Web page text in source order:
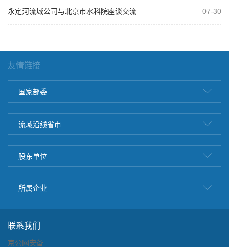
永定河流域公司与北京市水科院座谈交流 07-30
友情链接
国家部委
流域沿线省市
股东单位
所属企业
联系我们
京公网安备